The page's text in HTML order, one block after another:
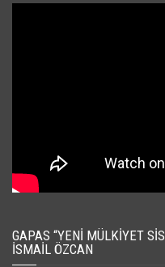
GAPAS “YENI MÜLKIYET
İSMAIL ÖZCAN